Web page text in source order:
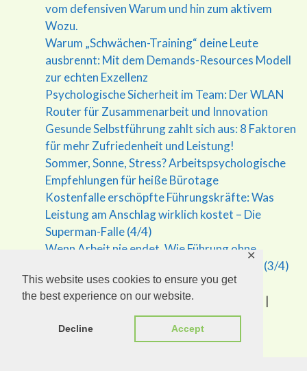
This website uses cookies to ensure you get
the best experience on our website.
Decline Accept
✕
vom defensiven Warum und hin zum aktivem
Wozu.
Warum „Schwächen-Training“ deine Leute
ausbrennt: Mit dem Demands-Resources Modell
zur echten Exzellenz
Psychologische Sicherheit im Team: Der WLAN
Router für Zusammenarbeit und Innovation
Gesunde Selbstführung zahlt sich aus: 8 Faktoren
für mehr Zufriedenheit und Leistung!
Sommer, Sonne, Stress? Arbeitspsychologische
Empfehlungen für heiße Bürotage
Kostenfalle erschöpfte Führungskräfte: Was
Leistung am Anschlag wirklich kostet – Die
Superman-Falle (4/4)
Wenn Arbeit nie endet. Wie Führung ohne
Grenzen krank macht – Die Superman Falle (3/4)
(c) 2026 Eudaimonic.at - Mag. Gottfried Epp |
Impressum